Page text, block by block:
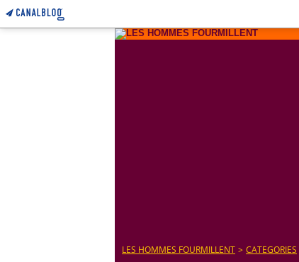
LES HOMMES FOURMILLENT > CATEGORIES